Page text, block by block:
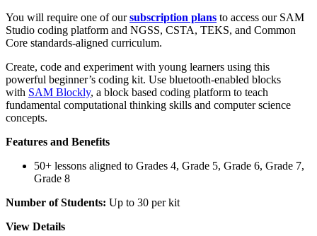
Bit)
antal
You will require one of our subscription plans to access our SAM
Studio coding platform and NGSS, CSTA, TEKS, and Common
Core standards-aligned curriculum.
Create, code and experiment with young learners using this
powerful beginner’s coding kit. Use bluetooth-enabled blocks
with SAM Blockly, a block based coding platform to teach
fundamental computational thinking skills and computer science
concepts.
Features and Benefits
50+ lessons aligned to Grades 4, Grade 5, Grade 6, Grade 7,
Grade 8
Number of Students: Up to 30 per kit
View Details